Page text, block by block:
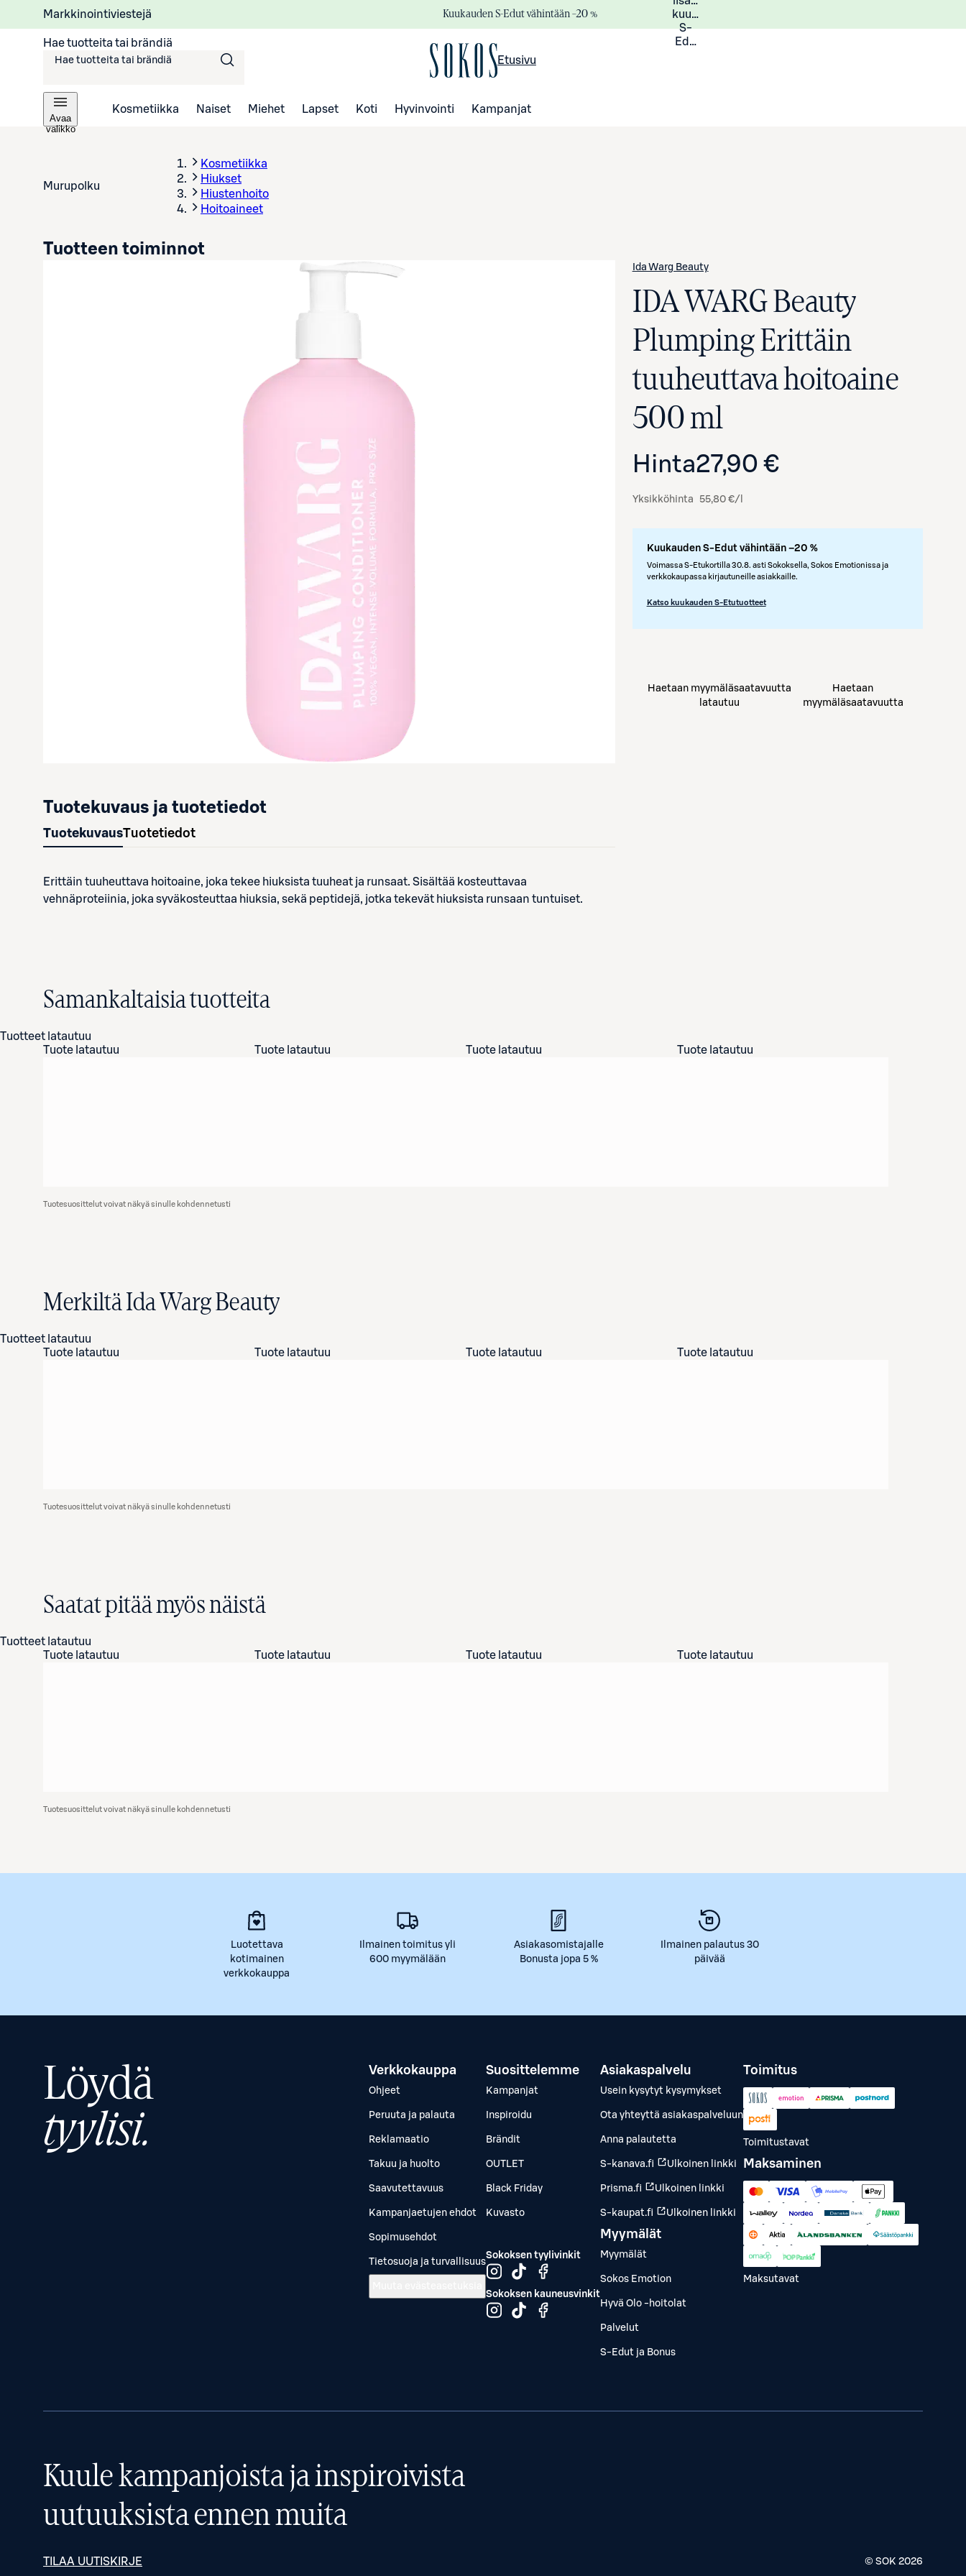
Markkinointiviestejä Kuukauden S-Edut vähintään –20 %
kuukauden
S-
Eduista
Hae tuotteita tai brändiä
Etusivu
Avaa
valikko
Kosmetiikka Naiset Miehet Lapset Koti Hyvinvointi Kampanjat
Murupolku
Kosmetiikka
Hiukset
Hiustenhoito
Hoitoaineet
Avaa tuotekuva suurennettuna
Ida Warg Beauty
IDA WARG Beauty
Plumping Erittäin
tuuheuttava hoitoaine
500 ml
Hinta27,90 €
Yksikköhinta 55,80 €/l
Kuukauden S-Edut vähintään –20 %
Voimassa S-Etukortilla 30.8. asti Sokoksella, Sokos Emotionissa ja
verkkokaupassa kirjautuneille asiakkaille.
Katso kuukauden S-Etutuotteet
Tuotteen toiminnot
Haetaan myymäläsaatavuutta
latautuu
Haetaan
myymäläsaatavuutta
Tuotekuvaus ja tuotetiedot
TuotekuvausTuotetiedot
Erittäin tuuheuttava hoitoaine, joka tekee hiuksista tuuheat ja runsaat. Sisältää kosteuttavaa
vehnäproteiinia, joka syväkosteuttaa hiuksia, sekä peptidejä, jotka tekevät hiuksista runsaan tuntuiset.
Samankaltaisia tuotteita
Tuotteet latautuu
Tuote latautuu
Tuote latautuu Tuote latautuu Tuote latautuu
Tuotesuosittelut voivat näkyä sinulle kohdennetusti
Merkiltä Ida Warg Beauty
Tuotteet latautuu
Tuote latautuu
Tuote latautuu Tuote latautuu Tuote latautuu
Tuotesuosittelut voivat näkyä sinulle kohdennetusti
Saatat pitää myös näistä
Tuotteet latautuu
Tuote latautuu
Tuote latautuu Tuote latautuu Tuote latautuu
Tuotesuosittelut voivat näkyä sinulle kohdennetusti
Luotettava
kotimainen
verkkokauppa
Ilmainen toimitus yli
600 myymälään
Asiakasomistajalle
Bonusta jopa 5 %
Ilmainen palautus 30
päivää
Löydä
tyylisi.
Verkkokauppa
Ohjeet
Peruuta ja palauta
Reklamaatio
Takuu ja huolto
Saavutettavuus
Kampanjaetujen ehdot
Sopimusehdot
Tietosuoja ja turvallisuus
Suosittelemme
Kampanjat
Inspiroidu
Brändit
OUTLET
Black Friday
Kuvasto
Sokoksen tyylivinkit
Sokoksen kauneusvinkit
Asiakaspalvelu
Usein kysytyt kysymykset
Ota yhteyttä asiakaspalveluun
Anna palautetta
S-kanava.fi Ulkoinen linkki
Prisma.fi Ulkoinen linkki
S-kaupat.fi Ulkoinen linkki
Myymälät
Myymälät
Sokos Emotion
Hyvä Olo -hoitolat
Palvelut
S-Edut ja Bonus
Toimitus
Toimitustavat
Maksaminen
Maksutavat
Kuule kampanjoista ja inspiroivista
uutuuksista ennen muita
TILAA UUTISKIRJE © SOK 2026